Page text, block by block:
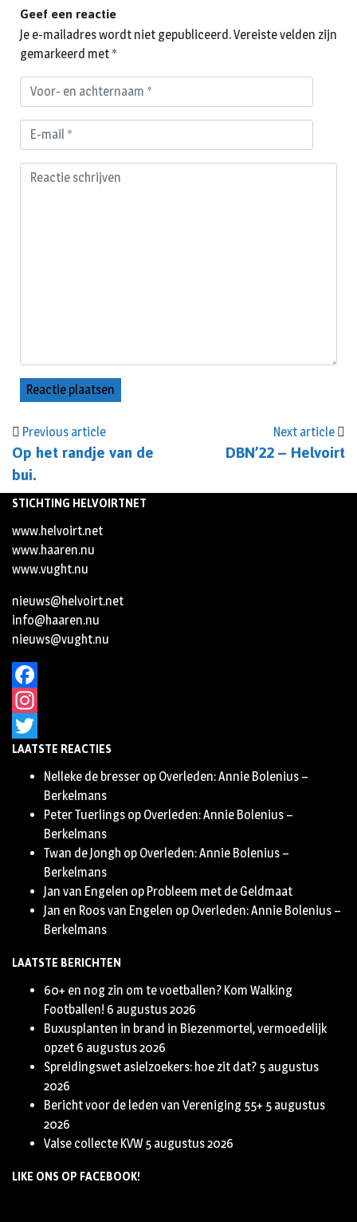
Previous article
Op het randje van de
bui.
Next article
DBN’22 – Helvoirt
Geef een reactie
Je e-mailadres wordt niet gepubliceerd.Vereiste velden zijn
gemarkeerd met *
STICHTING HELVOIRTNET
www.helvoirt.net
www.haaren.nu
www.vught.nu
nieuws@helvoirt.net
info@haaren.nu
nieuws@vught.nu
Facebook
Instagram
Twitter
LAATSTE REACTIES
Nelleke de bresser op Overleden: Annie Bolenius –
Berkelmans
Peter Tuerlings op Overleden: Annie Bolenius –
Berkelmans
Twan de Jongh op Overleden: Annie Bolenius –
Berkelmans
Jan van Engelen op Probleem met de Geldmaat
Jan en Roos van Engelen op Overleden: Annie Bolenius –
Berkelmans
LAATSTE BERICHTEN
60+ en nog zin om te voetballen? Kom Walking
Footballen! 6 augustus 2026
Buxusplanten in brand in Biezenmortel, vermoedelijk
opzet 6 augustus 2026
Spreidingswet asielzoekers: hoe zit dat? 5 augustus
2026
Bericht voor de leden van Vereniging 55+ 5 augustus
2026
Valse collecte KVW 5 augustus 2026
LIKE ONS OP FACEBOOK!